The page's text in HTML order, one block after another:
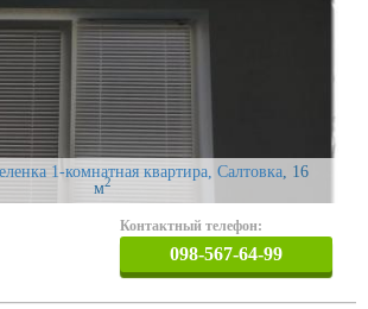
1-комнатная квартира, Салтовка , 16
м2
Контактный телефон:
098-567-64-99